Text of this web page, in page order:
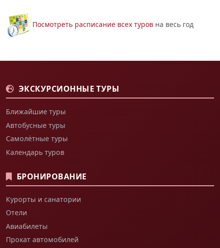
Посмотреть расписание всех туров на весь год
ЭКСКУРСИОННЫЕ ТУРЫ
Ближайшие туры
Автобусные туры
Самолётные туры
Календарь туров
БРОНИРОВАНИЕ
Курорты и санатории
Отели
Авиабилеты
Прокат автомобилей